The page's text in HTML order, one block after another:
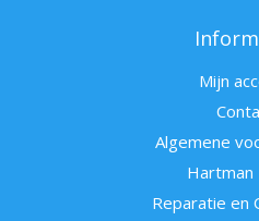
Mijn
Algemene
Hartman
Reparatie en